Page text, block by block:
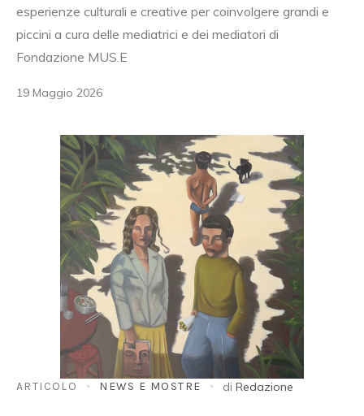
esperienze culturali e creative per coinvolgere grandi e
piccini a cura delle mediatrici e dei mediatori di
Fondazione MUS.E
19 Maggio 2026
ARTICOLO NEWS E MOSTRE diRedazione